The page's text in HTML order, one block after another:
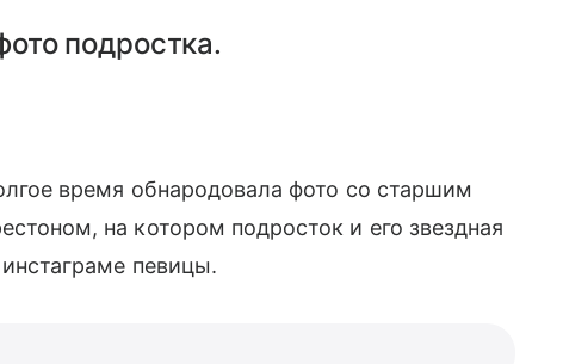
подростка.
время обнародовала фото со старшим
на котором подросток и его звездная
певицы.